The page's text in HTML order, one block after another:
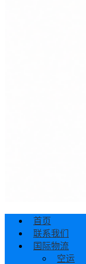
首页
联系我们
国际物流
空运